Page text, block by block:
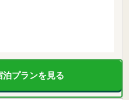
プランを見る